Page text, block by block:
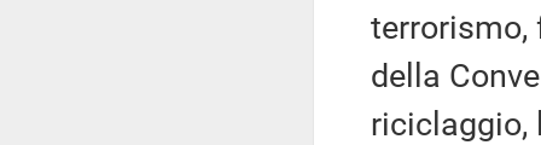
terrorismo,
della
riciclaggio,